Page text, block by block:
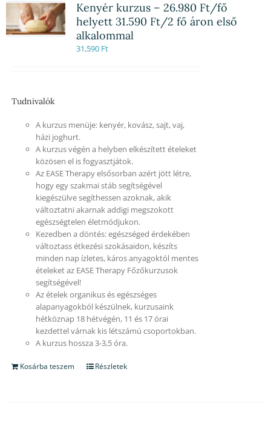
Kenyér kurzus – 26.980 Ft/fő
helyett 31.590 Ft/2 fő áron első
alkalommal
31,590 Ft
Tudnivalók
A kurzus menüje: kenyér, kovász, sajt, vaj,
házi joghurt.
A kurzus végén a helyben elkészített ételeket
közösen el is fogyasztjátok.
Az EASE Therapy elsősorban azért jött létre,
hogy egy szakmai stáb segítségével
kiegészülve segíthessen azoknak, akik
változtatni akarnak addigi megszokott
egészségtelen életmódjukon.
Kezedben a döntés: egészséged érdekében
változtass étkezési szokásaidon, készíts
minden nap ízletes, káros anyagoktól mentes
ételeket az EASE Therapy Főzőkurzusok
segítségével!
Az ételek organikus és egészséges
alapanyagokból készülnek, kurzusaink
hétköznap 18 hétvégén, 11 és 17 órai
kezdettel várnak kis létszámú csoportokban.
A kurzus hossza 3-3,5 óra.
Kosárba teszem Részletek